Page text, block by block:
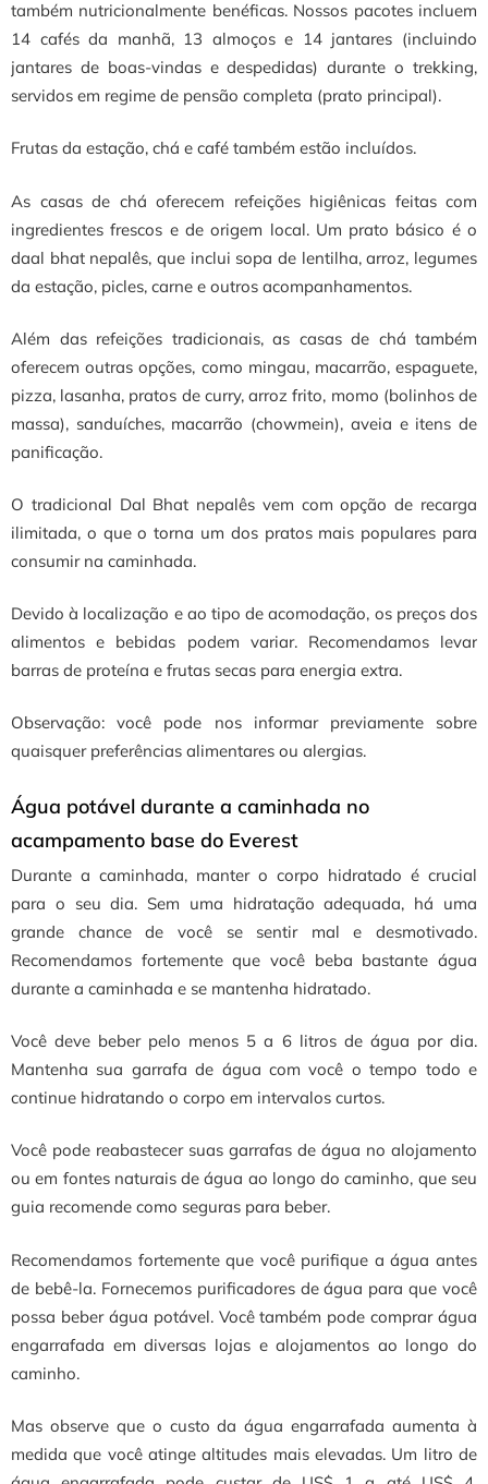
também nutricionalmente benéficas. Nossos pacotes incluem
14 cafés da manhã, 13 almoços e 14 jantares (incluindo
jantares de boas-vindas e despedidas) durante o trekking,
servidos em regime de pensão completa (prato principal).
Frutas da estação, chá e café também estão incluídos.
As casas de chá oferecem refeições higiênicas feitas com
ingredientes frescos e de origem local. Um prato básico é o
daal bhat nepalês, que inclui sopa de lentilha, arroz, legumes
da estação, picles, carne e outros acompanhamentos.
Além das refeições tradicionais, as casas de chá também
oferecem outras opções, como mingau, macarrão, espaguete,
pizza, lasanha, pratos de curry, arroz frito, momo (bolinhos de
massa), sanduíches, macarrão (chowmein), aveia e itens de
panificação.
O tradicional Dal Bhat nepalês vem com opção de recarga
ilimitada, o que o torna um dos pratos mais populares para
consumir na caminhada.
Devido à localização e ao tipo de acomodação, os preços dos
alimentos e bebidas podem variar. Recomendamos levar
barras de proteína e frutas secas para energia extra.
Observação: você pode nos informar previamente sobre
quaisquer preferências alimentares ou alergias.
Água potável durante a caminhada no
acampamento base do Everest
Durante a caminhada, manter o corpo hidratado é crucial
para o seu dia. Sem uma hidratação adequada, há uma
grande chance de você se sentir mal e desmotivado.
Recomendamos fortemente que você beba bastante água
durante a caminhada e se mantenha hidratado.
Você deve beber pelo menos 5 a 6 litros de água por dia.
Mantenha sua garrafa de água com você o tempo todo e
continue hidratando o corpo em intervalos curtos.
Você pode reabastecer suas garrafas de água no alojamento
ou em fontes naturais de água ao longo do caminho, que seu
guia recomende como seguras para beber.
Recomendamos fortemente que você purifique a água antes
de bebê-la. Fornecemos purificadores de água para que você
possa beber água potável. Você também pode comprar água
engarrafada em diversas lojas e alojamentos ao longo do
caminho.
Mas observe que o custo da água engarrafada aumenta à
medida que você atinge altitudes mais elevadas. Um litro de